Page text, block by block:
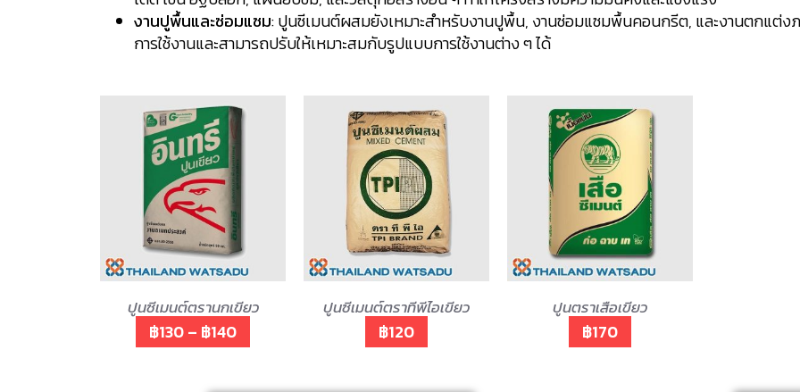
งานปูพื้นและซ่อมแซม: ปูนซีเมนต์ผสมยังเหมาะสำหรับงานปูพื้น, งานซ่อมแซมพื้นคอนกรีต, และงานตกแต่ง
การใช้งานและสามารถปรับให้เหมาะสมกับรูปแบบการใช้งานต่าง ๆ ได้
ปูนซีเมนต์ตรานกเขียว
฿130 – ฿140
ปูนซีเมนต์ตราทีพีไอเขียว
฿120
ปูนตราเสือเขียว
฿170